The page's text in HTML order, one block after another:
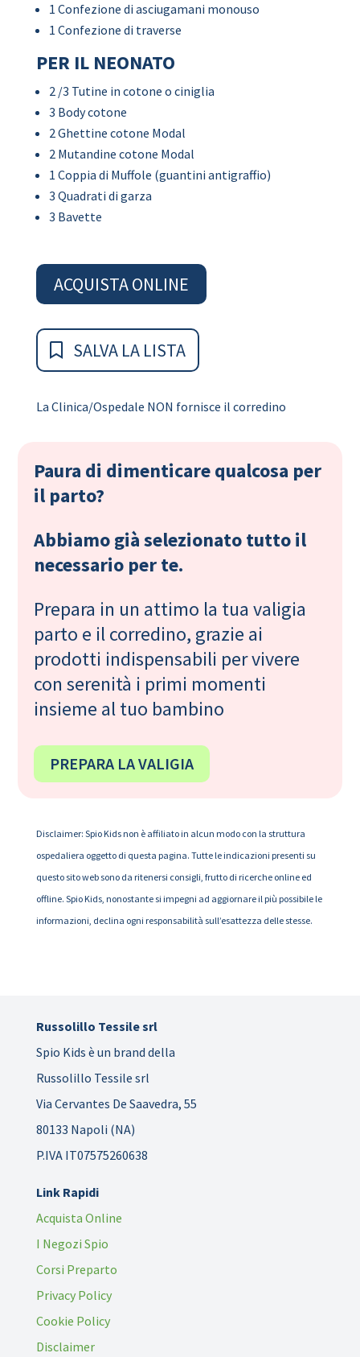
1 Confezione di asciugamani monouso
1 Confezione di traverse
PER IL NEONATO
2 /3 Tutine in cotone o ciniglia
3 Body cotone
2 Ghettine cotone Modal
2 Mutandine cotone Modal
1 Coppia di Muffole (guantini antigraffio)
3 Quadrati di garza
3 Bavette
ACQUISTA ONLINE
SALVA LA LISTA
La Clinica/Ospedale NON fornisce il corredino
Paura di dimenticare qualcosa per
il parto?
Abbiamo già selezionato tutto il
necessario per te.
Prepara in un attimo la tua valigia
parto e il corredino, grazie ai
prodotti indispensabili per vivere
con serenità i primi momenti
insieme al tuo bambino
PREPARA LA VALIGIA
Disclaimer: Spio Kids non è affiliato in alcun modo con la struttura
ospedaliera oggetto di questa pagina. Tutte le indicazioni presenti su
questo sito web sono da ritenersi consigli, frutto di ricerche online ed
offline. Spio Kids, nonostante si impegni ad aggiornare il più possibile le
informazioni, declina ogni responsabilità sull’esattezza delle stesse.
Russolillo Tessile srl
Spio Kids è un brand della
Russolillo Tessile srl
Via Cervantes De Saavedra, 55
80133 Napoli (NA)
P.IVA IT07575260638
Link Rapidi
Acquista Online
I Negozi Spio
Corsi Preparto
Privacy Policy
Cookie Policy
Disclaimer